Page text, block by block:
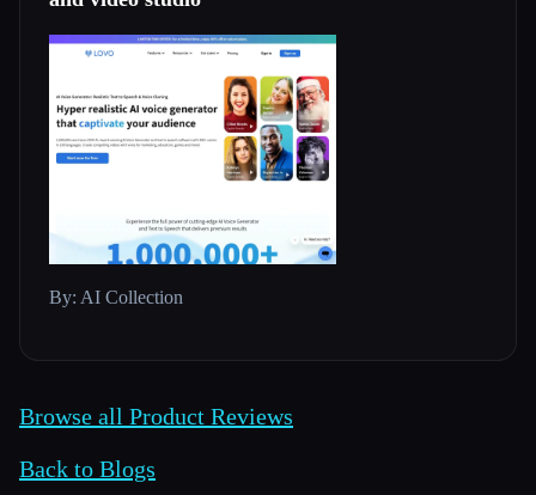
By: AI Collection
Browse all Product Reviews
Back to Blogs